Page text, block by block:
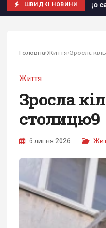
ШВИДКІ НОВИНИ
щодо санкцій проти РФ
Головна›Життя›
Життя
Зросла
столицю9
6 липня 2026